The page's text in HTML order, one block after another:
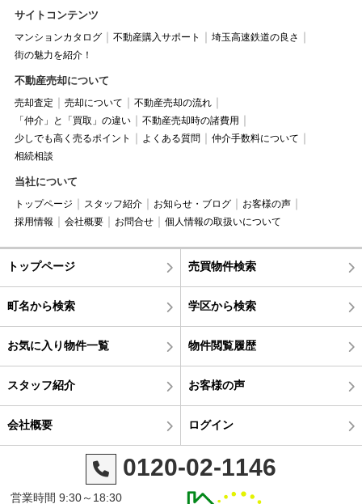
サイトコンテンツ
マンションカタログ 不動産購入サポート
埼玉高速鉄道の良さ
街の魅力を紹介！
不動産売却について
売却査定 売却について
不動産売却の流れ
「仲介」と「買取」の違い
不動産売却時の諸費用
少しでも高く売るポイント
よくある質問
仲介手数料について
相続相談
当社について
トップページ スタッフ紹介 お知らせ・ブログ
お客様の声
採用情報
会社概要 お問合せ 個人情報の取扱いについて
トップページ 売買物件検索
町名から検索 学区から検索
お気に入り物件一覧 物件閲覧履歴
スタッフ紹介 お客様の声
会社概要 ログイン
0120-02-1146
営業時間 9:30～18:30